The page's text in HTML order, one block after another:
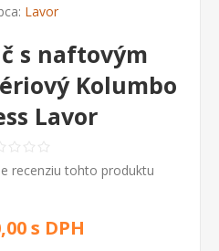
Lavor
s naftovým
Kolumbo
Lavor
recenziu tohto produktu
s DPH